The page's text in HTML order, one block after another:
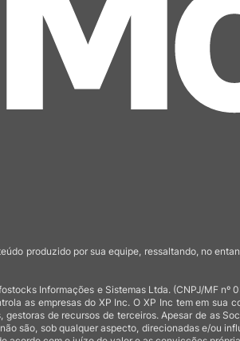
produzido por sua equipe, ressaltando, no
Informações e Sistemas Ltda. (CNPJ/MF
as empresas do XP Inc. O XP Inc tem em
de recursos de terceiros. Apesar de as
são, sob qualquer aspecto, direcionadas e/ou